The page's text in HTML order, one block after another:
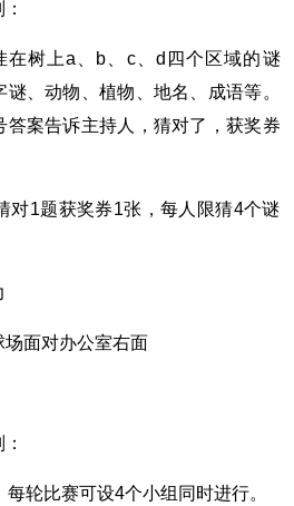
在树上a、b、c、d四个区域的谜
、动物、植物、地名、成语等。
答案告诉主持人，猜对了，获奖券
对1题获奖券1张，每人限猜4个谜
面对办公室右面
轮比赛可设4个小组同时进行。